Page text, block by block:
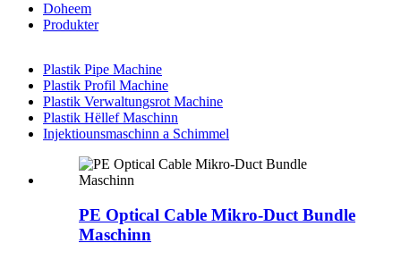
Doheem
Produkter
Plastik Pipe Machine
Plastik Profil Machine
Plastik Verwaltungsrot Machine
Plastik Hëllef Maschinn
Injektiounsmaschinn a Schimmel
PE Optical Cable Mikro-Duct Bundle
Maschinn